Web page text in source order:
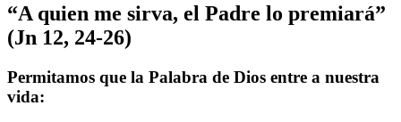
“A quien me sirva, el Padre lo premiará”
(Jn 12, 24-26)
Permitamos que la Palabra de Dios entre a nuestra
vida: